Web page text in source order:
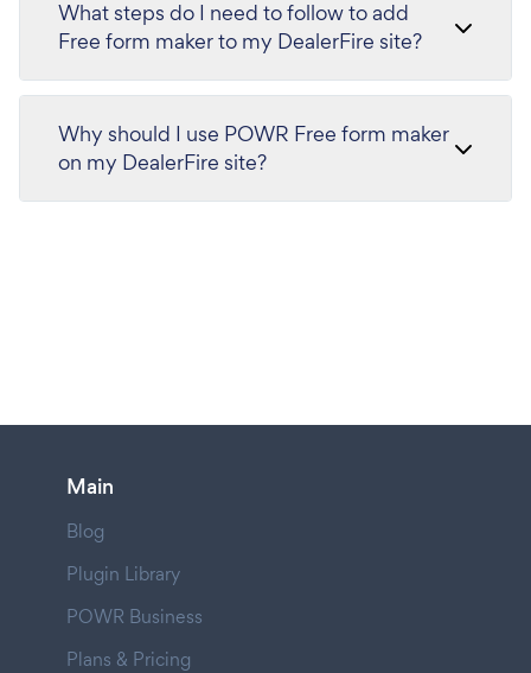
What steps do I need to follow to add
Free form maker to my DealerFire site?
Why should I use POWR Free form maker
on my DealerFire site?
Main
Blog
Plugin Library
POWR Business
Plans & Pricing